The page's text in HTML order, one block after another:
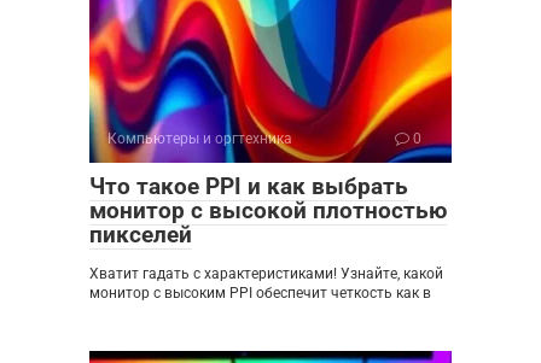
Компьютеры и оргтехника 0
Что такое PPI и как выбрать
монитор с высокой плотностью
пикселей
Хватит гадать с характеристиками! Узнайте, какой
монитор с высоким PPI обеспечит четкость как в